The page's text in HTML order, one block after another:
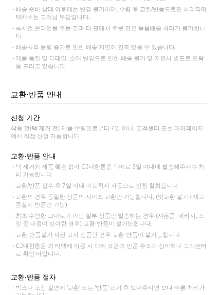
배송 준비 상태 이후에는 변경 불가하며, 수령 후 교환/반품으로만 처리되며
택배비는 고객님 부담입니다.
록시걸 온라인몰 주문 건과 타 판매처 주문 건은 묶음배송 처리가 불가합니
다.
배송사의 물량 증가로 인한 배송 지연이 간혹 있을 수 있습니다.
제품 품절 및 디테일, 소재 변경으로 인한 배송 불가 및 지연시 별도로 연락
을 드리고 있습니다.
교환·반품 안내
신청 기간
착용 전(택 제거 전) 제품 수령일로부터 7일 이내, 고객센터 또는 마이페이지
에서 직접 신청 가능합니다.
교환·반품 안내
택 제거와 제품 훼손 없이 CJ대한통운 택배로 3일 이내에 발송해주셔야 처
리 가능합니다.
교환/반품 접수 후 7일 이내 미도착시 자동으로 신청 철회됩니다.
교환의 경우 동일한 상품의 사이즈 교환만 가능합니다. (맞교환 불가 / 재고
품절시 반품만 가능)
최초 수령한 그대로가 아닌 일부 상품만 발송하는 경우 (사은품, 패키지, 포
장 등 내용이 상이한 경우) 교환·반품이 불가능합니다.
교환·반품불가 사전 고지 상품인 경우 교환·반품이 불가능합니다.
CJ대한통운 외 타택배 이용 시 택배 요금과 반품 주소가 상이하니 고객센터
로 확인 바랍니다.
교환·반품 절차
박스나 포장 겉면에 '교환' 또는 '반품' 표기 후 보내주시면 보다 빠른 처리가